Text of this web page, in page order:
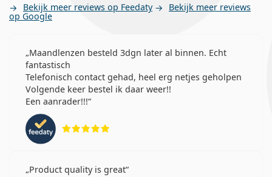
Bekijk meer reviews op Feedaty Bekijk meer reviews
op Google
Maandlenzen besteld 3dgn later al binnen. Echt
fantastisch
Telefonisch contact gehad, heel erg netjes geholpen
Volgende keer bestel ik daar weer!!
Een aanrader!!!
Product quality is great